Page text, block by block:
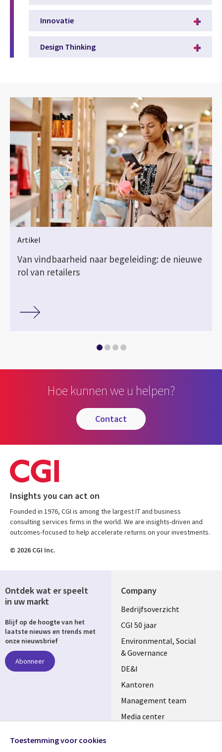
Innovatie
Design Thinking
Artikel
Van vindbaarheid naar begeleiding: de nieuwe
rol van retailers
Hoe kunnen we u helpen?
contact
Insights you can act on
Founded in 1976, CGI is among the largest IT and business
consulting services firms in the world. We are insights-driven and
outcomes-focused to help accelerate returns on your investments.
© 2026 CGI Inc.
Company
Useful
links
NETHERLANDS
Bedrijfsoverzicht
CGI 50 jaar
Environmental, Social
& Governance
DE&I
Kantoren
Management team
Media center
Ontdek wat er speelt
in uw markt
Blijf op de hoogte van het
laatste nieuws en trends met
onze nieuwsbrief
Abonneer
Toestemming voor cookies